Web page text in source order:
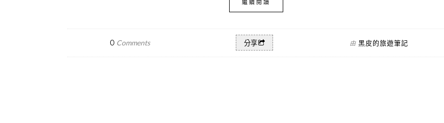
繼續閱讀
0 Comments 分享 由 黑皮的旅遊筆記